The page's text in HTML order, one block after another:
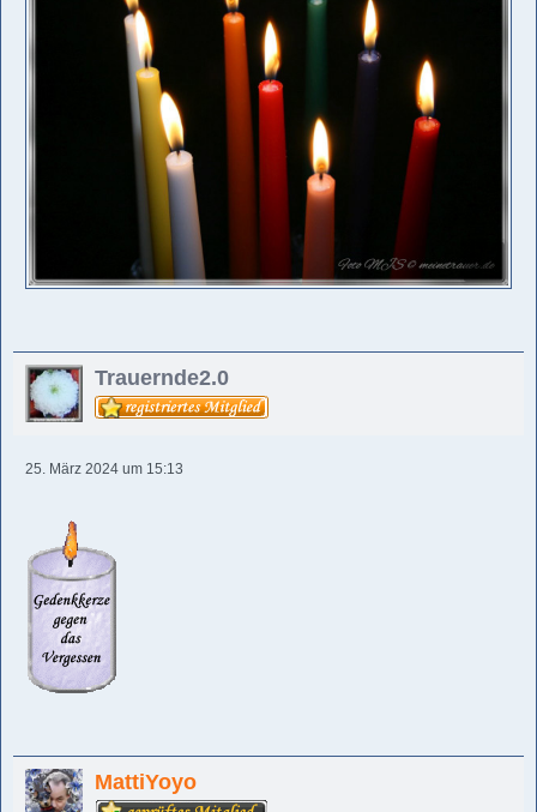
Trauernde2.0
25. März 2024 um 15:13
MattiYoyo